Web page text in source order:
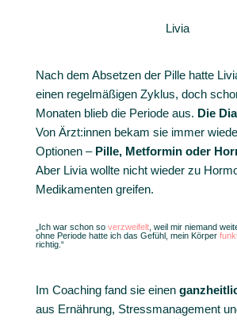
Livia
Nach dem Absetzen der Pille hatte
einen regelmäßigen Zyklus, doch
Monaten blieb die Periode aus. Die
Von Ärzt:innen bekam sie immer
Optionen – Pille, Metformin oder
Aber Livia wollte nicht wieder zu
Medikamenten greifen.
„Ich war schon so verzweifelt, weil mir niemand
ohne Periode hatte ich das Gefühl, mein Körper
richtig.“
Im Coaching fand sie einen
aus Ernährung, Stressmanagement